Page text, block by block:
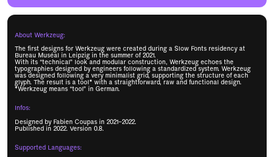
About Werkzeug:
The first designs for Werkzeug were created during a Slow Fonts residency at
Bureau Muséal in Leipzig in the summer of 2021.
With its “technical” look and modular construction, Werkzeug echoes the
typographies designed by engineers following a standardized system. Werkzeug
was designed following a very minimalist grid, supporting the structure of each
glyph. The result is a tool* with a straightforward, raw and functional design.
*Werkzeug means “tool” in German.
Infos:
Designed by Fabien Coupas in 2021–2022.
Published in 2022. Version 0.8.
Supported Languages: